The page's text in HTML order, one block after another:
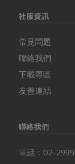
社服資訊
常見問題
聯絡我們
下載專區
友善連結
聯絡我們
電話： 02-